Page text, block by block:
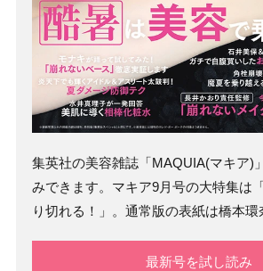
集英社の美容雑誌「MAQUIA(マキア)
みできます。マキア9月号の大特集は
り切れる！」。通常版の表紙は橋本環
最新号を試し読み